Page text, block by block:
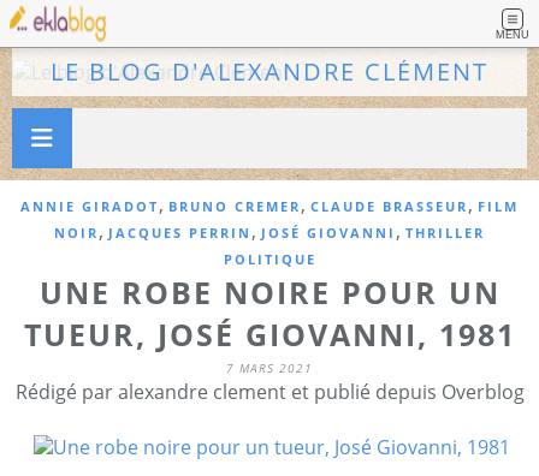
MENU
LE BLOG D'ALEXANDRE CLÉMENT
ANNIE GIRADOT, BRUNO CREMER , CLAUDE BRASSEUR , FILM
NOIR , JACQUES PERRIN , JOSÉ GIOVANNI , THRILLER
POLITIQUE
UNE ROBE NOIRE POUR UN
TUEUR, JOSÉ GIOVANNI, 1981
7 MARS 2021
Rédigé par alexandre clement et publié depuis Overblog